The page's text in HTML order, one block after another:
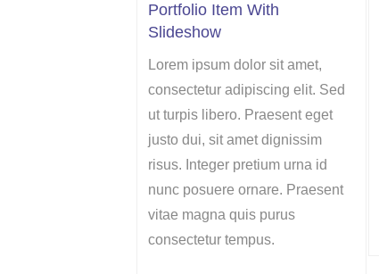
Portfolio Item With
Slideshow
Lorem ipsum dolor sit amet,
consectetur adipiscing elit. Sed
ut turpis libero. Praesent eget
justo dui, sit amet dignissim
risus. Integer pretium urna id
nunc posuere ornare. Praesent
vitae magna quis purus
consectetur tempus.